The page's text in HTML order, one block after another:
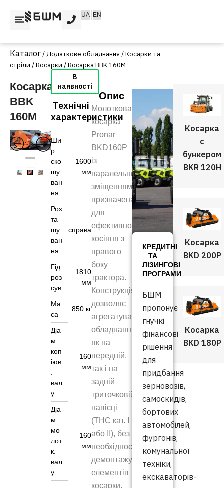
UA EN
/Додаткове обладнання /Косарки та
стріли /Косарки / Косарка BBK 160M
Косарка
BBK
160M
Технічні
характеристики
Ши
р.
ско
шу
ван
ня
1600
мм
Роз
та
шу
ван
ня
справа
Гід
роз
сув
1810
мм
Ма
са
850 кг
Діа
м.
коп
іюв
.
вал
у
160
мм
Діа
м.
мо
лот
к.
вал
у
160
мм
Опис
Молоткова
косарка
Pronar
BKD160P
із
паралельним
зміщенням
призначена
для
ефективного
косіння з
правого
боку
трактора.
Конструкція
дозволяє
агрегатувати
обладнання
як на
передній,
так і на
задній
триточковій
навісці
(ТНС кат. I
або II), без
необхідності
демонтажу
елементів
косарки.
КРЕДИТНІ
ТА
ЛІЗИНГОВІ
ПРОГРАМИ
БШМ
пропонує
гнучкі
фінансові
рішення
для
придбання
зерновозів,
самоскидів,
бортових
автомобілей,
фургонів,
комунальної
техніки,
екскаваторів-
Косарка
с
бункером
BKR 120H
Косарка
BKD 200P
Косарка
BKD 180P